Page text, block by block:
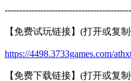
【免费试玩链接】(打开或复
https://4498.3733games.com/
【免费下载链接】(打开或复